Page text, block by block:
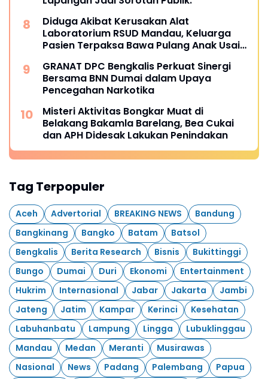
Diduga Akibat Kerusakan Alat
Laboratorium RSUD Mandau, Keluarga
Pasien Terpaksa Bawa Pulang Anak Usai
Membutuhkan Transfusi Darah
GRANAT DPC Bengkalis Perkuat Sinergi
Bersama BNN Dumai dalam Upaya
Pencegahan Narkotika
Misteri Aktivitas Bongkar Muat di
Belakang Bakamla Barelang, Bea Cukai
dan APH Didesak Lakukan Penindakan
Tag Terpopuler
Aceh Advertorial BREAKING NEWS
Bandung
Bangkinang
Bangko Batam
Batsol
Bengkalis
Berita Research Bisnis
Bukittinggi
Bungo
Dumai Duri Ekonomi
Entertainment
Hukrim
Internasional Jabar Jakarta
Jambi
Jateng
Jatim Kampar Kerinci
Kesehatan
Labuhanbatu
Lampung Lingga
Lubuklinggau
Mandau
Medan Meranti
Musirawas
Nasional
News Padang Palembang
Papua